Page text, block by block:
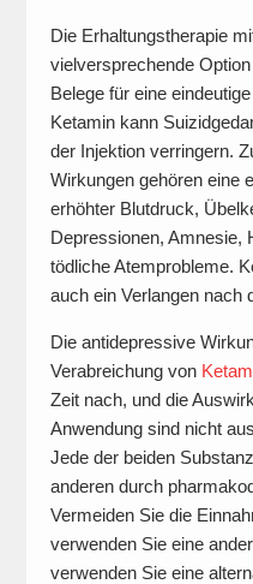
Die Erhaltungstherapie
vielversprechende
Belege für eine
Ketamin kann
der Injektion verringern.
Wirkungen gehören eine
erhöhter Blutdruck,
Depressionen, Amnesie,
tödliche Atemprobleme.
auch ein Verlangen nach
Die antidepressive
Verabreichung von
Zeit nach, und die
Anwendung sind nicht
Jede der beiden
anderen durch
Vermeiden Sie die
verwenden Sie eine
verwenden Sie eine